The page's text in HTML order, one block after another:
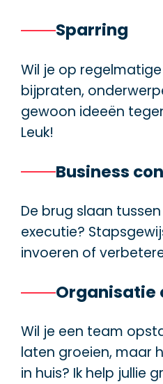
Sparring
Wil je op
bijpraten,
gewoon ideeën
Leuk!
Business
De brug slaan
executie?
invoeren of
Organisatie
Wil je een team
laten groeien, maar
in huis? Ik help jullie